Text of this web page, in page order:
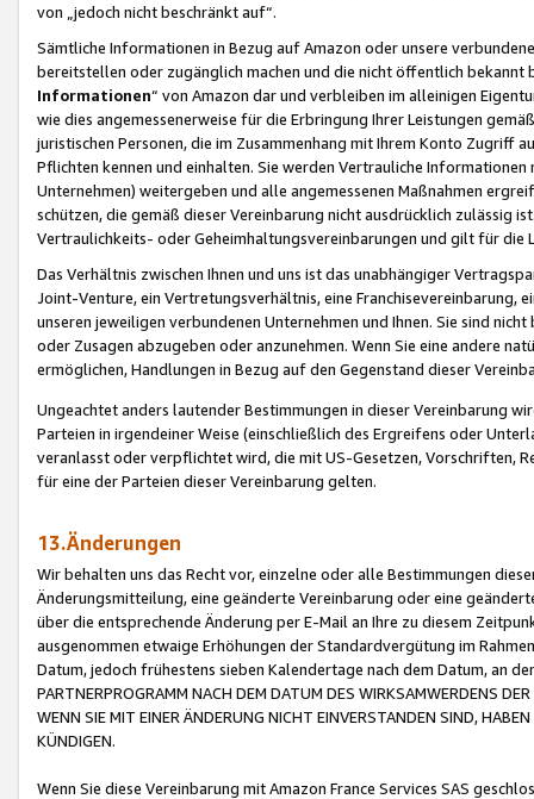
von „jedoch nicht beschränkt auf“.
Sämtliche Informationen in Bezug auf Amazon oder unsere
bereitstellen oder zugänglich machen und die nicht öffentlich
Informationen“ von Amazon dar und verbleiben im alleinigen
wie dies angemessenerweise für die Erbringung Ihrer Leistungen
juristischen Personen, die im Zusammenhang mit Ihrem Konto
Pflichten kennen und einhalten. Sie werden Vertrauliche
Unternehmen) weitergeben und alle angemessenen Maßnahmen
schützen, die gemäß dieser Vereinbarung nicht ausdrücklich zulässig
Vertraulichkeits- oder Geheimhaltungsvereinbarungen und gilt für die
Das Verhältnis zwischen Ihnen und uns ist das unabhängiger
Joint-Venture, ein Vertretungsverhältnis, eine Franchisevereinbarung,
unseren jeweiligen verbundenen Unternehmen und Ihnen. Sie sind
oder Zusagen abzugeben oder anzunehmen. Wenn Sie eine andere
ermöglichen, Handlungen in Bezug auf den Gegenstand dieser
Ungeachtet anders lautender Bestimmungen in dieser Vereinbarung
Parteien in irgendeiner Weise (einschließlich des Ergreifens oder
veranlasst oder verpflichtet wird, die mit US-Gesetzen, Vorschriften,
für eine der Parteien dieser Vereinbarung gelten.
13.Änderungen
Wir behalten uns das Recht vor, einzelne oder alle Bestimmungen
Änderungsmitteilung, eine geänderte Vereinbarung oder eine
über die entsprechende Änderung per E-Mail an Ihre zu diesem
ausgenommen etwaige Erhöhungen der Standardvergütung im
Datum, jedoch frühestens sieben Kalendertage nach dem Datum, an
PARTNERPROGRAMM NACH DEM DATUM DES WIRKSAMWERDENS
WENN SIE MIT EINER ÄNDERUNG NICHT EINVERSTANDEN SIND,
KÜNDIGEN.
Wenn Sie diese Vereinbarung mit Amazon France Services SAS